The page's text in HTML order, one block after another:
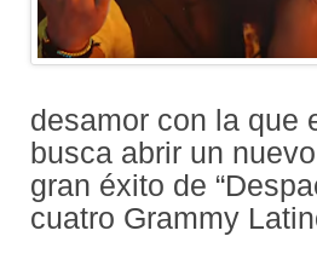
desamor con la que
busca abrir un
gran éxito de
cuatro Grammy